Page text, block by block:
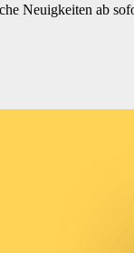
Neuigkeiten ab